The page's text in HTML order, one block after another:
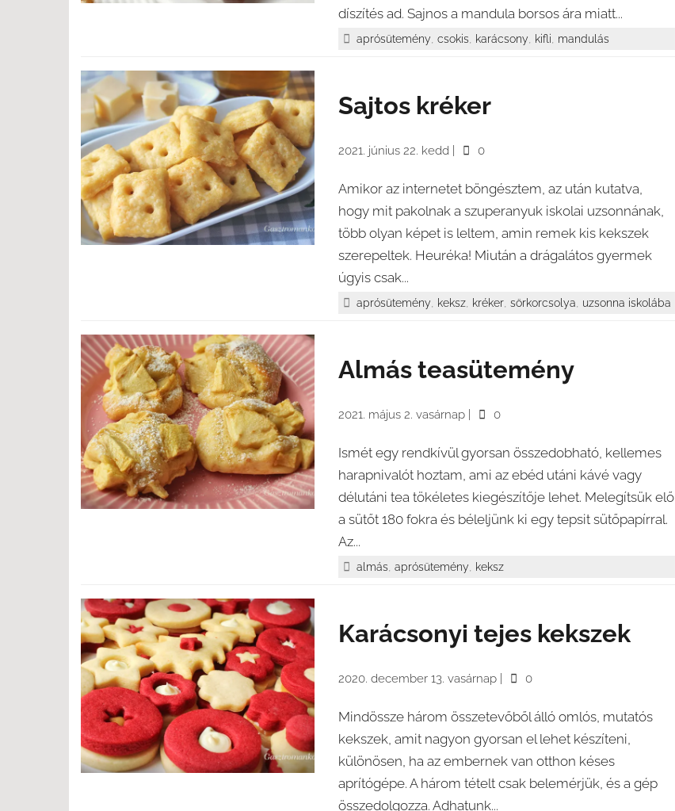
díszítés ad. Sajnos a mandula borsos ára miatt...
aprósütemény,csokis, karácsony, kifli, mandulás
Sajtos kréker
2021. június 22. kedd 0
Amikor az internetet böngésztem, az után kutatva,
hogy mit pakolnak a szuperanyuk iskolai uzsonnának,
több olyan képet is leltem, amin remek kis kekszek
szerepeltek. Heuréka! Miután a drágalátos gyermek
úgyis csak...
aprósütemény, keksz, kréker,sörkorcsolya, uzsonna iskolába
Almás teasütemény
2021. május 2. vasárnap 0
Ismét egy rendkívül gyorsan összedobható, kellemes
harapnivalót hoztam, ami az ebéd utáni kávé vagy
délutáni tea tökéletes kiegészítője lehet. Melegítsük elő
a sütőt 180 fokra és béleljünk ki egy tepsit sütőpapírral.
Az...
almás,aprósütemény, keksz
Karácsonyi tejes kekszek
2020. december 13. vasárnap 0
Mindössze három összetevőből álló omlós, mutatós
kekszek, amit nagyon gyorsan el lehet készíteni,
különösen, ha az embernek van otthon késes
aprítógépe. A három tételt csak belemérjük, és a gép
összedolgozza. Adhatunk...